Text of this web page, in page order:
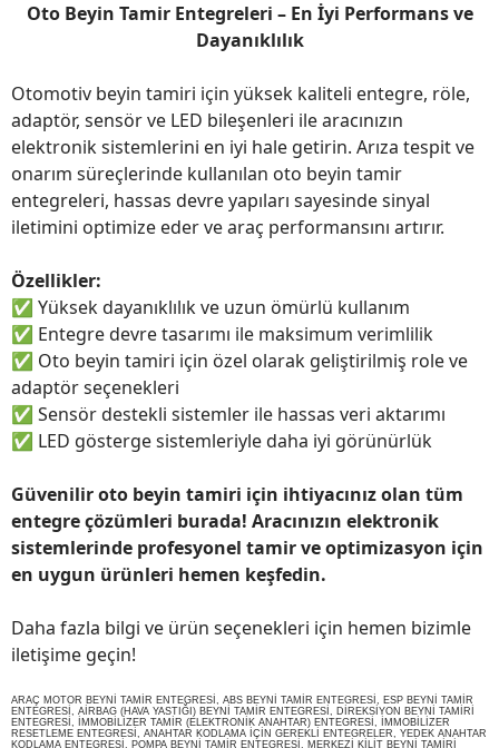
Oto Beyin Tamir Entegreleri – En İyi Performans ve
Dayanıklılık
Otomotiv beyin tamiri için yüksek kaliteli entegre, röle,
adaptör, sensör ve LED bileşenleri ile aracınızın
elektronik sistemlerini en iyi hale getirin. Arıza tespit ve
onarım süreçlerinde kullanılan oto beyin tamir
entegreleri, hassas devre yapıları sayesinde sinyal
iletimini optimize eder ve araç performansını artırır.
Özellikler:
✅ Yüksek dayanıklılık ve uzun ömürlü kullanım
✅ Entegre devre tasarımı ile maksimum verimlilik
✅ Oto beyin tamiri için özel olarak geliştirilmiş role ve
adaptör seçenekleri
✅ Sensör destekli sistemler ile hassas veri aktarımı
✅ LED gösterge sistemleriyle daha iyi görünürlük
Güvenilir oto beyin tamiri için ihtiyacınız olan tüm
entegre çözümleri burada! Aracınızın elektronik
sistemlerinde profesyonel tamir ve optimizasyon için
en uygun ürünleri hemen keşfedin.
Daha fazla bilgi ve ürün seçenekleri için hemen bizimle
iletişime geçin!
ARAÇ MOTOR BEYNİ TAMİR ENTEGRESİ, ABS BEYNİ TAMİR ENTEGRESİ, ESP BEYNİ TAMİR
ENTEGRESİ, AİRBAG (HAVA YASTIĞI) BEYNİ TAMİR ENTEGRESİ, DİREKSİYON BEYNİ TAMİRİ
ENTEGRESİ, İMMOBİLİZER TAMİR (ELEKTRONİK ANAHTAR) ENTEGRESİ, İMMOBİLİZER
RESETLEME ENTEGRESİ, ANAHTAR KODLAMA İÇİN GEREKLİ ENTEGRELER, YEDEK ANAHTAR
KODLAMA ENTEGRESİ, POMPA BEYNİ TAMİR ENTEGRESİ, MERKEZİ KİLİT BEYNİ TAMİRİ